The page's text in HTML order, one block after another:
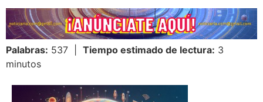
Palabras: 537 | Tiempo estimado de lectura: 3
minutos